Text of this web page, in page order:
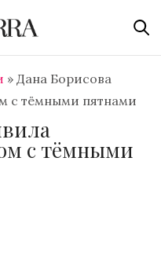
» Дана Борисова
с тёмными пятнами
с тёмными